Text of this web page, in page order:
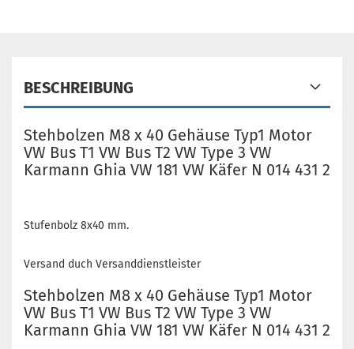
BESCHREIBUNG
Stehbolzen M8 x 40 Gehäuse Typ1 Motor
VW Bus T1 VW Bus T2 VW Type 3 VW
Karmann Ghia VW 181 VW Käfer N 014 431 2
Stufenbolz 8x40 mm.
Versand duch Versanddienstleister
Stehbolzen M8 x 40 Gehäuse Typ1 Motor
VW Bus T1 VW Bus T2 VW Type 3 VW
Karmann Ghia VW 181 VW Käfer N 014 431 2